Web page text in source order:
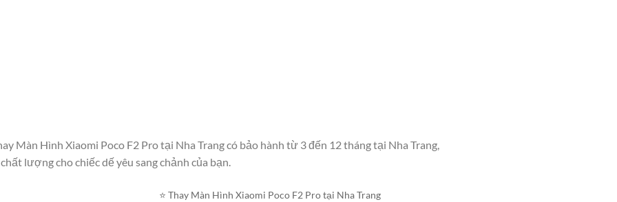
Màn Hình Xiaomi Poco F2 Pro tại Nha Trang có bảo hành từ 3 đến 12 tháng tại Nha Trang,
lượng cho chiếc dế yêu sang chảnh của bạn.
⭐️ Thay Màn Hình Xiaomi Poco F2 Pro tại Nha Trang